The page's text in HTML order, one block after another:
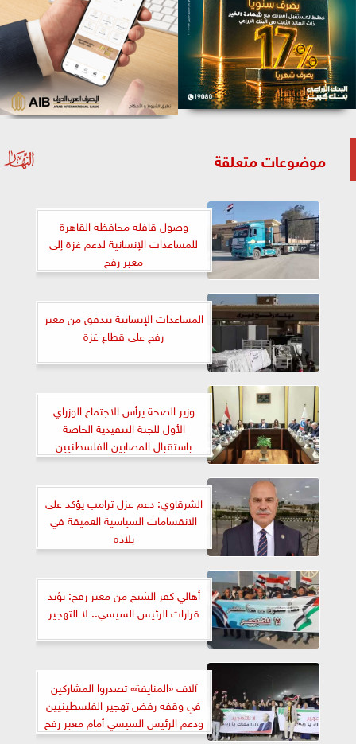
موضوعات متعلقة
وصول قافلة محافظة القاهرة
للمساعدات الإنسانية لدعم غزة إلى
معبر رفح
المساعدات الإنسانية تتدفق من معبر
رفح على قطاع غزة
وزير الصحة يرأس الاجتماع الوزراي
الأول للجنة التنفيذية الخاصة
باستقبال المصابين الفلسطنيين
الشرقاوي: دعم عزل ترامب يؤكد على
الانقسامات السياسية العميقة في
بلاده
أهالي كفر الشيخ من معبر رفح: نؤيد
قرارات الرئيس السيسي.. لا التهجير
آلاف «المنايفة» تصدروا المشاركين
في وقفة رفض تهجير الفلسطينيين
ودعم الرئيس السيسي أمام معبر رفح